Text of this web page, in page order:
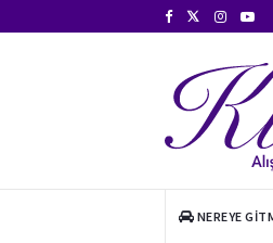
NEREYE